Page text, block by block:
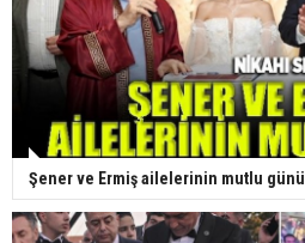
Şener ve Ermiş ailelerinin mutlu günü